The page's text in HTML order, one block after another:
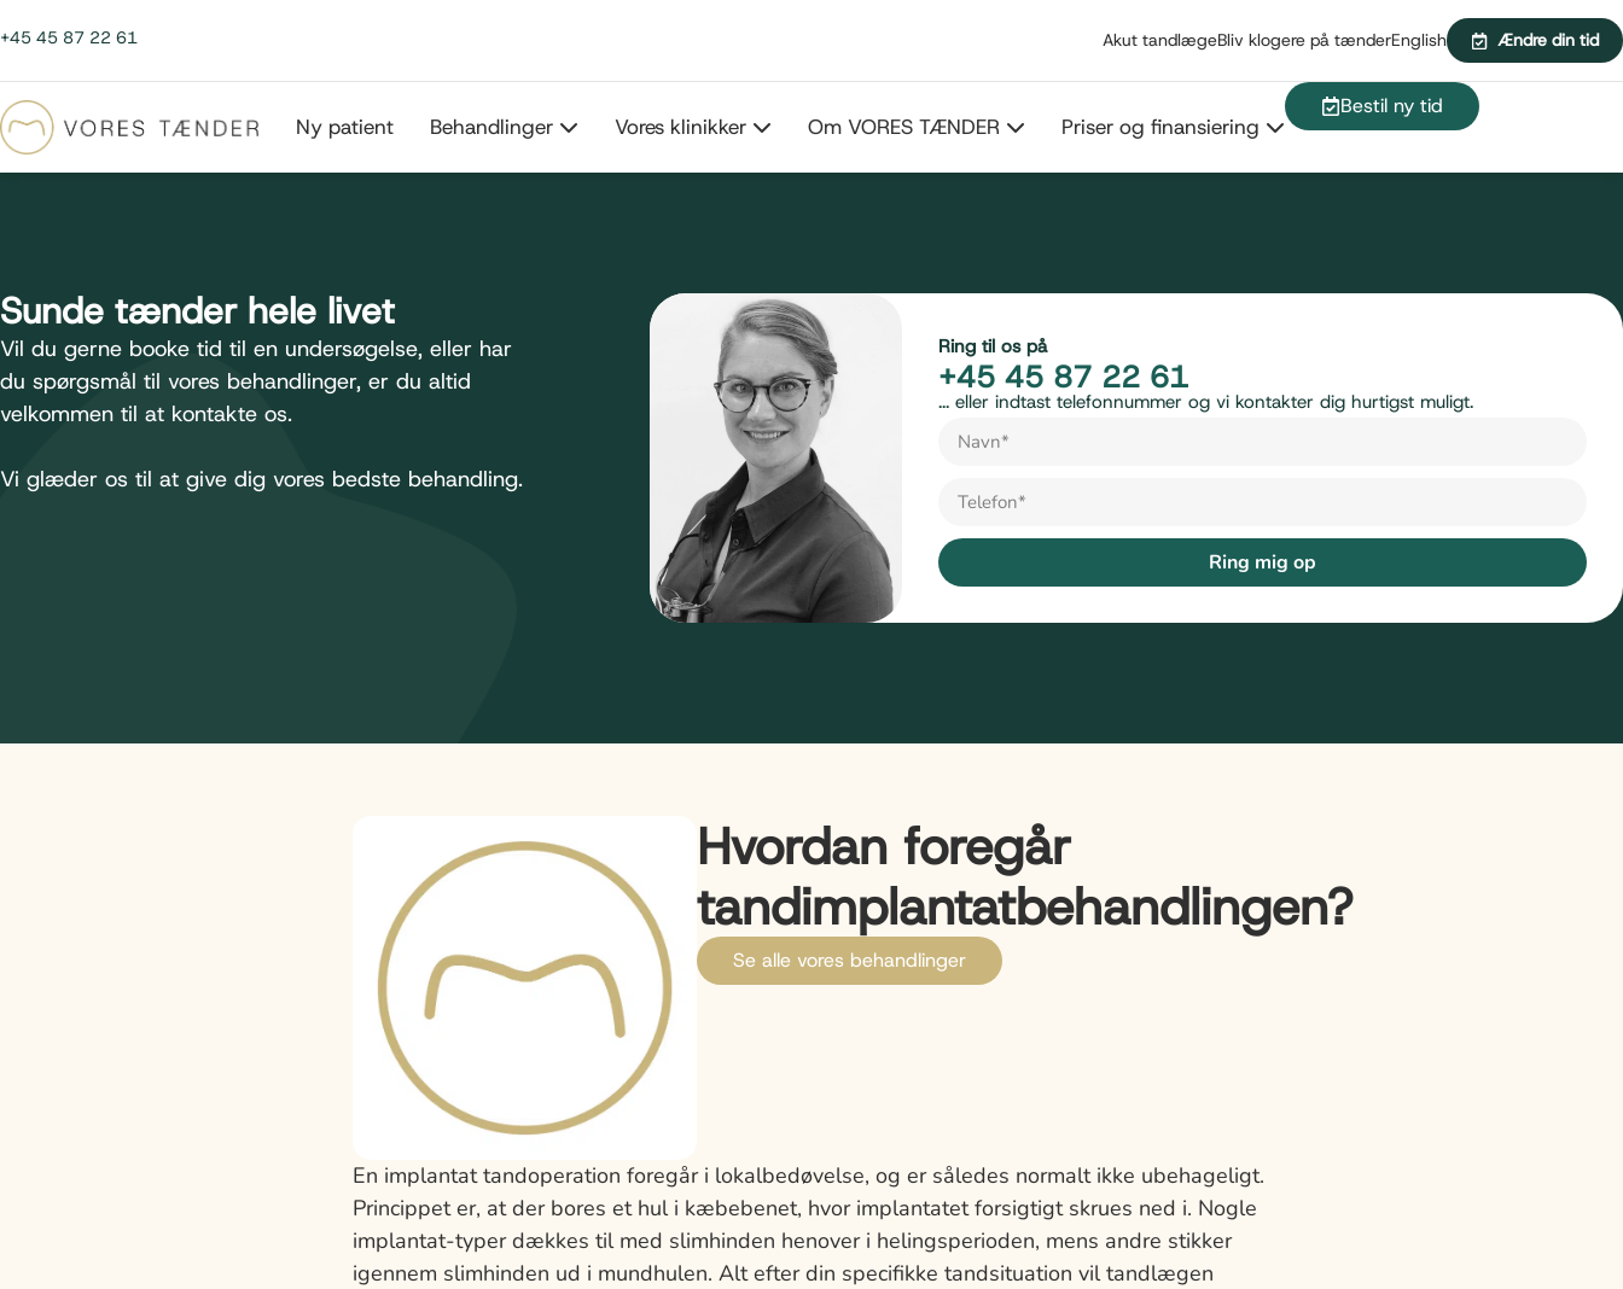
+45 45 87 22 61 Akut tandlægeBliv klogere på tænderEnglish Ændre din tid
Ny patient Behandlinger Vores klinikker Om VORES TÆNDER Priser og finansiering
Bestil ny tid
Sunde tænder hele livet
Vil du gerne booke tid til en undersøgelse, eller har
du spørgsmål til vores behandlinger, er du altid
velkommen til at kontakte os.
Vi glæder os til at give dig vores bedste behandling.
Ring til os på
+45 45 87 22 61
... eller indtast telefonnummer og vi kontakter dig hurtigst muligt.
Ring mig op
Hvordan foregår
tandimplantatbehandlingen?
Se alle vores behandlinger
En implantat tandoperation foregår i lokalbedøvelse, og er således normalt ikke ubehageligt.
Princippet er, at der bores et hul i kæbebenet, hvor implantatet forsigtigt skrues ned i. Nogle
implantat-typer dækkes til med slimhinden henover i helingsperioden, mens andre stikker
igennem slimhinden ud i mundhulen. Alt efter din specifikke tandsituation vil tandlægen